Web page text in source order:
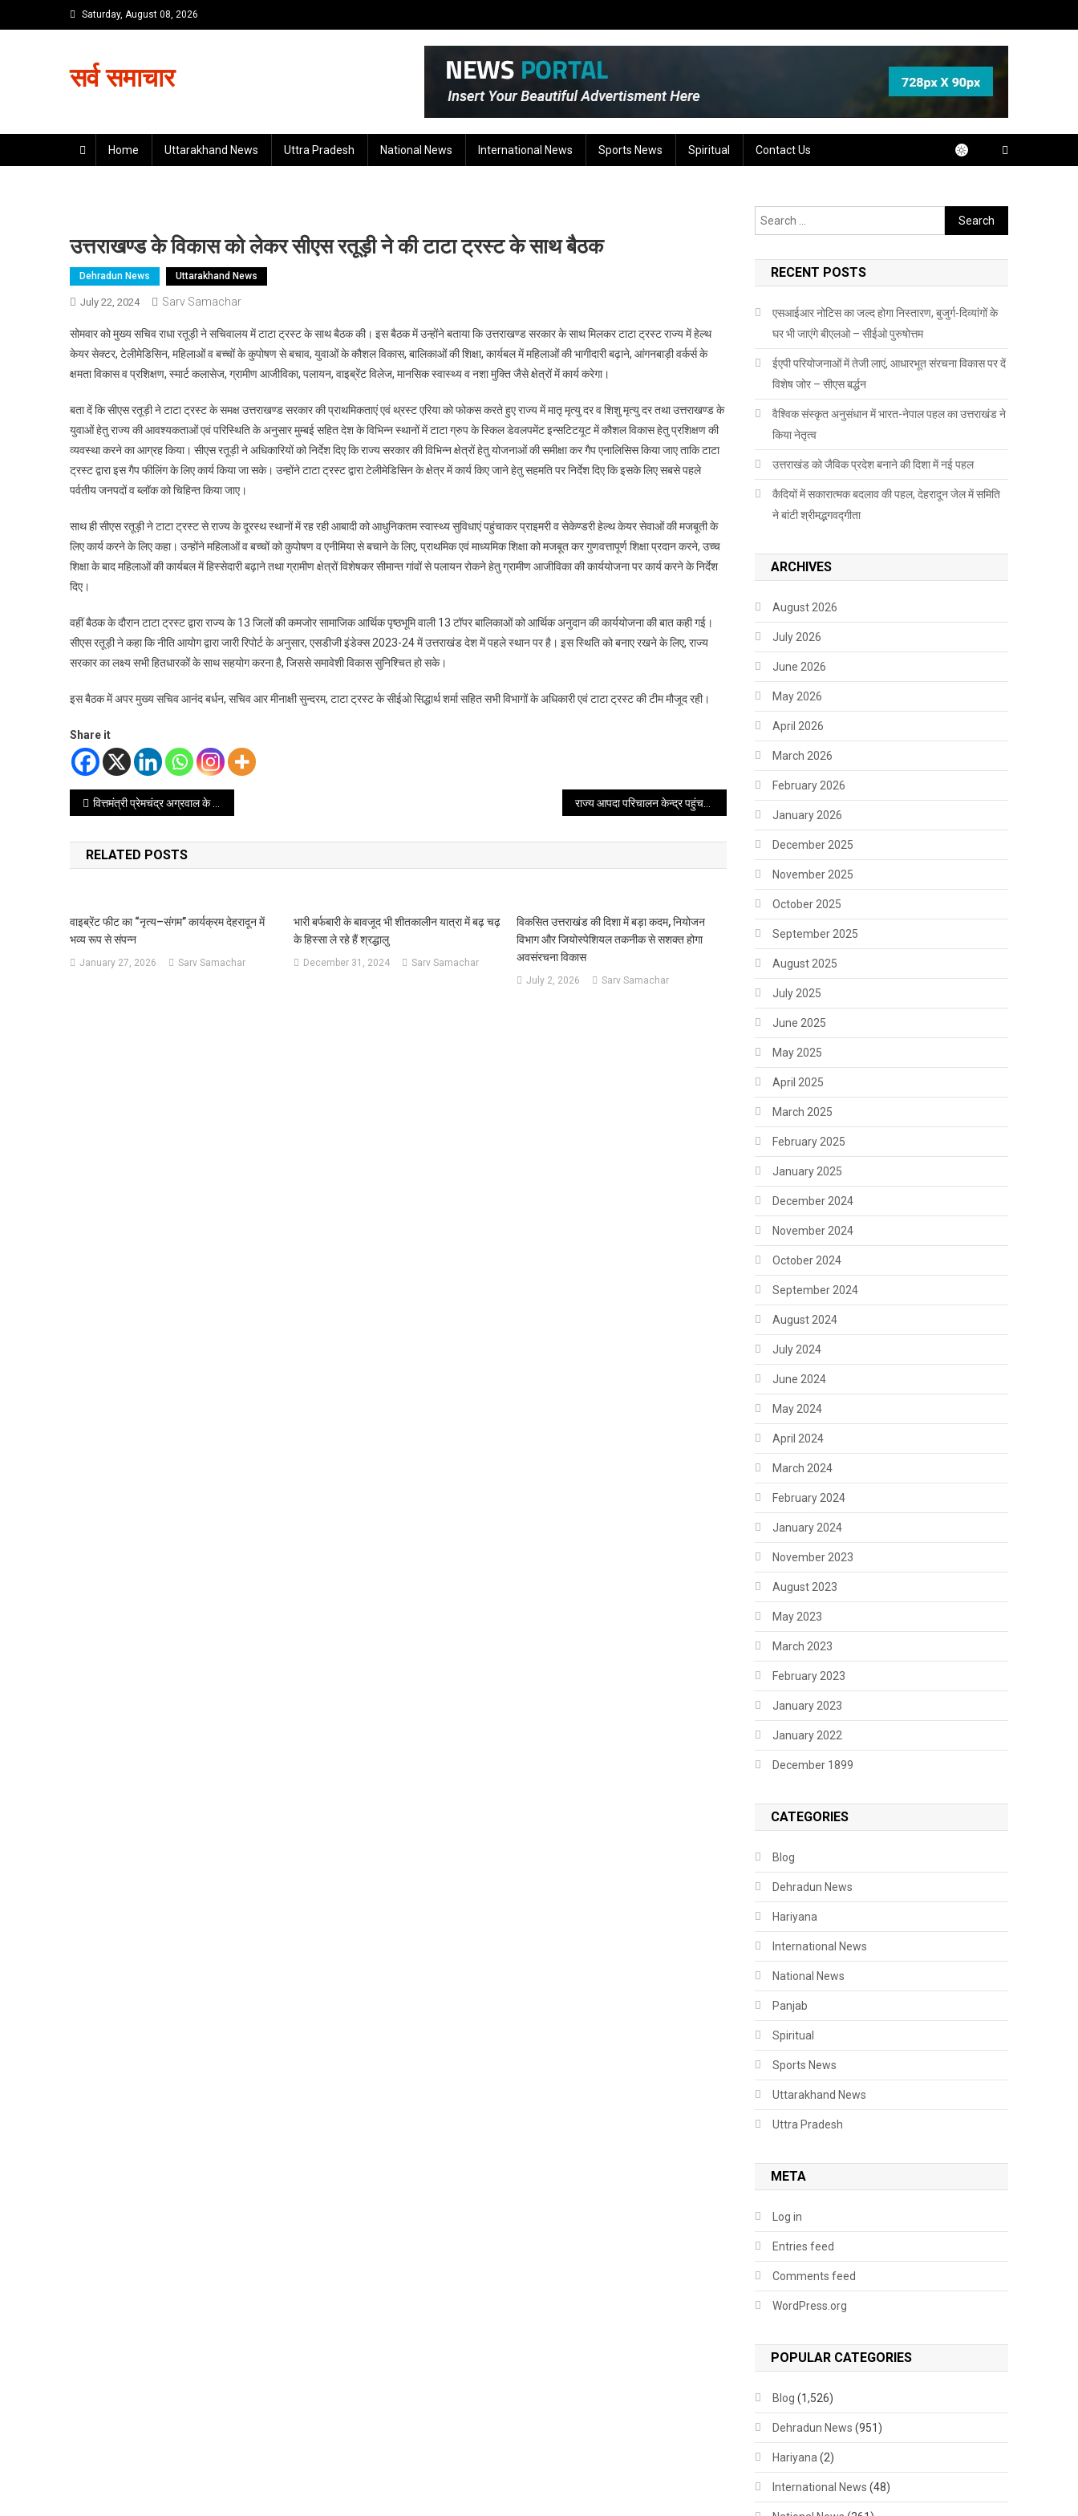
to
Saturday, August 08, 2026
सर्व समाचार
Home Uttarakhand News Uttra Pradesh National News International News Sports News Spiritual Contact Us
उत्तराखण्ड के विकास को लेकर सीएस रतूड़ी ने की टाटा ट्रस्ट के साथ बैठक
Dehradun News Uttarakhand News
July 22, 2024 Sarv Samachar
सोमवार को मुख्य सचिव राधा रतूड़ी ने सचिवालय में टाटा ट्रस्ट के साथ बैठक की। इस बैठक में उन्होंने बताया कि उत्तराखण्ड सरकार के साथ मिलकर टाटा ट्रस्ट राज्य में हेल्थ
केयर सेक्टर, टेलीमेडिसिन, महिलाओं व बच्चों के कुपोषण से बचाव, युवाओं के कौशल विकास, बालिकाओं की शिक्षा, कार्यबल में महिलाओं की भागीदारी बढ़ाने, आंगनबाड़ी वर्कर्स के
क्षमता विकास व प्रशिक्षण, स्मार्ट कलासेज, ग्रामीण आजीविका, पलायन, वाइब्रेंट विलेज, मानसिक स्वास्थ्य व नशा मुक्ति जैसे क्षेत्रों में कार्य करेगा।
बता दें कि सीएस रतूड़ी ने टाटा ट्रस्ट के समक्ष उत्तराखण्ड सरकार की प्राथमिकताएं एवं थ्रस्ट एरिया को फोकस करते हुए राज्य में मातृ मृत्यु दर व शिशु मृत्यु दर तथा उत्तराखण्ड के
युवाओं हेतु राज्य की आवश्यकताओं एवं परिस्थिति के अनुसार मुम्बई सहित देश के विभिन्न स्थानों में टाटा ग्रुप के स्किल डेवलपमेंट इन्सटिटयूट में कौशल विकास हेतु प्रशिक्षण की
व्यवस्था करने का आग्रह किया। सीएस रतूड़ी ने अधिकारियों को निर्देश दिए कि राज्य सरकार की विभिन्न क्षेत्रों हेतु योजनाओं की समीक्षा कर गैप एनालिसिस किया जाए ताकि टाटा
ट्रस्ट द्वारा इस गैप फीलिंग के लिए कार्य किया जा सके। उन्होंने टाटा ट्रस्ट द्वारा टेलीमेडिसिन के क्षेत्र में कार्य किए जाने हेतु सहमति पर निर्देश दिए कि इसके लिए सबसे पहले
पर्वतीय जनपदों व ब्लॉक को चिहिन्त किया जाए।
साथ ही सीएस रतूड़ी ने टाटा ट्रस्ट से राज्य के दूरस्थ स्थानों में रह रही आबादी को आधुनिकतम स्वास्थ्य सुविधाएं पहुंचाकर प्राइमरी व सेकेण्डरी हेल्थ केयर सेवाओं की मजबूती के
लिए कार्य करने के लिए कहा। उन्होंने महिलाओं व बच्चों को कुपोषण व एनीमिया से बचाने के लिए, प्राथमिक एवं माध्यमिक शिक्षा को मजबूत कर गुणवत्तापूर्ण शिक्षा प्रदान करने, उच्च
शिक्षा के बाद महिलाओं की कार्यबल में हिस्सेदारी बढ़ाने तथा ग्रामीण क्षेत्रों विशेषकर सीमान्त गांवों से पलायन रोकने हेतु ग्रामीण आजीविका की कार्ययोजना पर कार्य करने के निर्देश
दिए।
वहीं बैठक के दौरान टाटा ट्रस्ट द्वारा राज्य के 13 जिलों की कमजोर सामाजिक आर्थिक पृष्ठभूमि वाली 13 टॉपर बालिकाओं को आर्थिक अनुदान की कार्ययोजना की बात कही गई।
सीएस रतूड़ी ने कहा कि नीति आयोग द्वारा जारी रिपोर्ट के अनुसार, एसडीजी इंडेक्स 2023-24 में उत्तराखंड देश में पहले स्थान पर है। इस स्थिति को बनाए रखने के लिए, राज्य
सरकार का लक्ष्य सभी हितधारकों के साथ सहयोग करना है, जिससे समावेशी विकास सुनिश्चित हो सके।
इस बैठक में अपर मुख्य सचिव आनंद बर्धन, सचिव आर मीनाक्षी सुन्दरम, टाटा ट्रस्ट के सीईओ सिद्धार्थ शर्मा सहित सभी विभागों के अधिकारी एवं टाटा ट्रस्ट की टीम मौजूद रही।
Share it
Post
navigation
वित्तमंत्री प्रेमचंद्र अग्रवाल के निर्देशों पर ‘उत्तराखंड में स्टांप और निबंध के अंतर्गत विलेखों की रजिस्ट्रेशन की प्रक्रिया हुई सरल’
RELATED POSTS
वाइब्रेंट फीट का “नृत्य–संगम” कार्यक्रम देहरादून में
भव्य रूप से संपन्न
January 27, 2026 Sarv Samachar
भारी बर्फबारी के बावजूद भी शीतकालीन यात्रा में बढ़ चढ़
के हिस्सा ले रहे हैं श्रद्धालु
December 31, 2024 Sarv Samachar
विकसित उत्तराखंड की दिशा में बड़ा कदम, नियोजन
विभाग और जियोस्पेशियल तकनीक से सशक्त होगा
अवसंरचना विकास
July 2, 2026 Sarv Samachar
Search
for:
RECENT POSTS
एसआईआर नोटिस का जल्द होगा निस्तारण, बुजुर्ग-दिव्यांगों के
घर भी जाएंगे बीएलओ – सीईओ पुरुषोत्तम
ईएपी परियोजनाओं में तेजी लाएं, आधारभूत संरचना विकास पर दें
विशेष जोर – सीएस बर्द्धन
वैश्विक संस्कृत अनुसंधान में भारत-नेपाल पहल का उत्तराखंड ने
किया नेतृत्व
उत्तराखंड को जैविक प्रदेश बनाने की दिशा में नई पहल
कैदियों में सकारात्मक बदलाव की पहल, देहरादून जेल में समिति
ने बांटी श्रीमद्भगवद्गीता
ARCHIVES
August 2026
July 2026
June 2026
May 2026
April 2026
March 2026
February 2026
January 2026
December 2025
November 2025
October 2025
September 2025
August 2025
July 2025
June 2025
May 2025
April 2025
March 2025
February 2025
January 2025
December 2024
November 2024
October 2024
September 2024
August 2024
July 2024
June 2024
May 2024
April 2024
March 2024
February 2024
January 2024
November 2023
August 2023
May 2023
March 2023
February 2023
January 2023
January 2022
December 1899
CATEGORIES
Blog
Dehradun News
Hariyana
International News
National News
Panjab
Spiritual
Sports News
Uttarakhand News
Uttra Pradesh
META
Log in
Entries feed
Comments feed
WordPress.org
POPULAR CATEGORIES
Blog (1,526)
Dehradun News (951)
Hariyana (2)
International News (48)